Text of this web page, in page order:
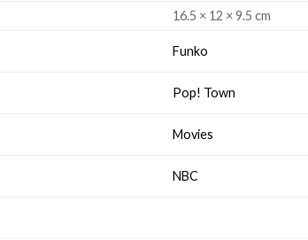
16.5 × 12 × 9.5 cm
Funko
Pop! Town
Movies
NBC